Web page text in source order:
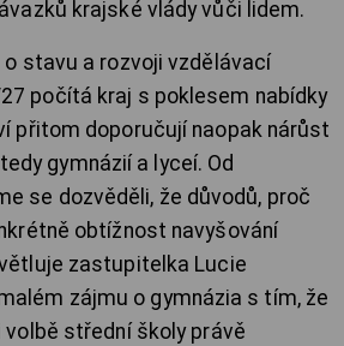
krajské vlády vůči lidem.
stavu a rozvoji vzdělávací
počítá kraj s poklesem nabídky
přitom doporučují naopak nárůst
gymnázií a lyceí. Od
se dozvěděli, že důvodů, proč
obtížnost navyšování
zastupitelka Lucie
zájmu o gymnázia s tím, že
střední školy právě